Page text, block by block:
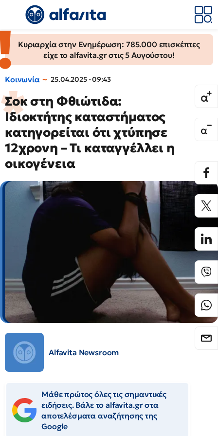
Κυριαρχία στην Ενημέρωση: 785.000 επισκέπτες
είχε το alfavita.gr στις 5 Αυγούστου!
Κοινωνία 25.04.2025 - 09:43
Σοκ στη Φθιώτιδα:
Ιδιοκτήτης καταστήματος
κατηγορείται ότι χτύπησε
12χρονη – Τι καταγγέλλει η
οικογένεια
Alfavita Newsroom
Μάθε πρώτος όλες τις σημαντικές
ειδήσεις. Βάλε το alfavita.gr στα
αποτελέσματα αναζήτησης της
Google